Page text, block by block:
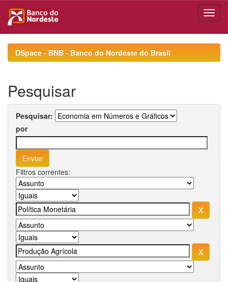
navigationDSpace - BNB - Banco do Nordeste do Brasil
Pesquisar
Pesquisar:
por
Filtros correntes: